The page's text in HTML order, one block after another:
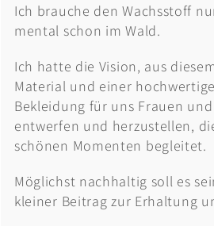
Ich brauche den Wachsstoff
mental schon im Wald.
Ich hatte die Vision, aus
Material und einer
Bekleidung für uns Frauen
entwerfen und herzustellen,
schönen Momenten begleitet.
Möglichst nachhaltig soll es
kleiner Beitrag zur Erhaltung